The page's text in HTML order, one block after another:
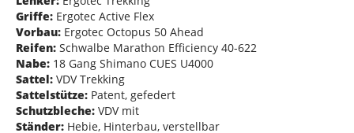
Griffe: Ergotec Active Flex
Vorbau: Ergotec Octopus 50 Ahead
Reifen: Schwalbe Marathon Efficiency 40-622
Nabe: 18 Gang Shimano CUES U4000
Sattel: VDV Trekking
Sattelstütze: Patent, gefedert
Schutzbleche: VDV mit
Ständer: Hebie, Hinterbau, verstellbar